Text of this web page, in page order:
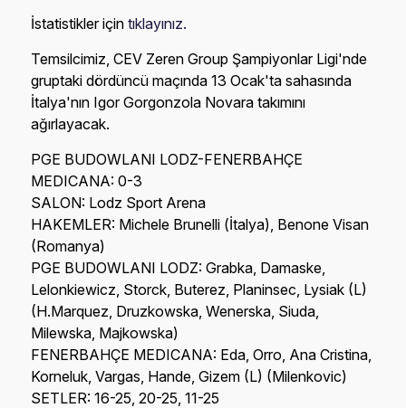
İstatistikler içintıklayınız.
Temsilcimiz, CEV Zeren Group Şampiyonlar Ligi'nde
gruptaki dördüncü maçında 13 Ocak'ta sahasında
İtalya'nın Igor Gorgonzola Novara takımını
ağırlayacak.
PGE BUDOWLANI LODZ-FENERBAHÇE
MEDICANA: 0-3
SALON: Lodz Sport Arena
HAKEMLER: Michele Brunelli (İtalya), Benone Visan
(Romanya)
PGE BUDOWLANI LODZ: Grabka, Damaske,
Lelonkiewicz, Storck, Buterez, Planinsec, Lysiak (L)
(H.Marquez, Druzkowska, Wenerska, Siuda,
Milewska, Majkowska)
FENERBAHÇE MEDICANA: Eda, Orro, Ana Cristina,
Korneluk, Vargas, Hande, Gizem (L) (Milenkovic)
SETLER: 16-25, 20-25, 11-25